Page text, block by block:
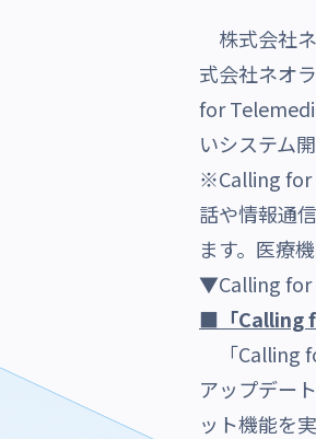
株式会社
式会社ネオ
for
いシステム
※Calling for
話や情報通
ます。 医療
▼Calling for
■「Calling
「Calling
アップデー
ット機能を